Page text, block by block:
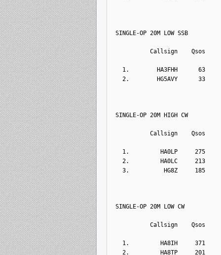
SINGLE-OP 20M LOW SSB
Callsign    Qsos
1.        HA3FHH      63
2.        HG5AVY      33
SINGLE-OP 20M HIGH CW
Callsign    Qsos
1.         HA0LP     275
2.         HA0LC     213
3.          HG8Z     185
SINGLE-OP 20M LOW CW
Callsign    Qsos
1.         HA8IH     371
2.         HA8TP     201